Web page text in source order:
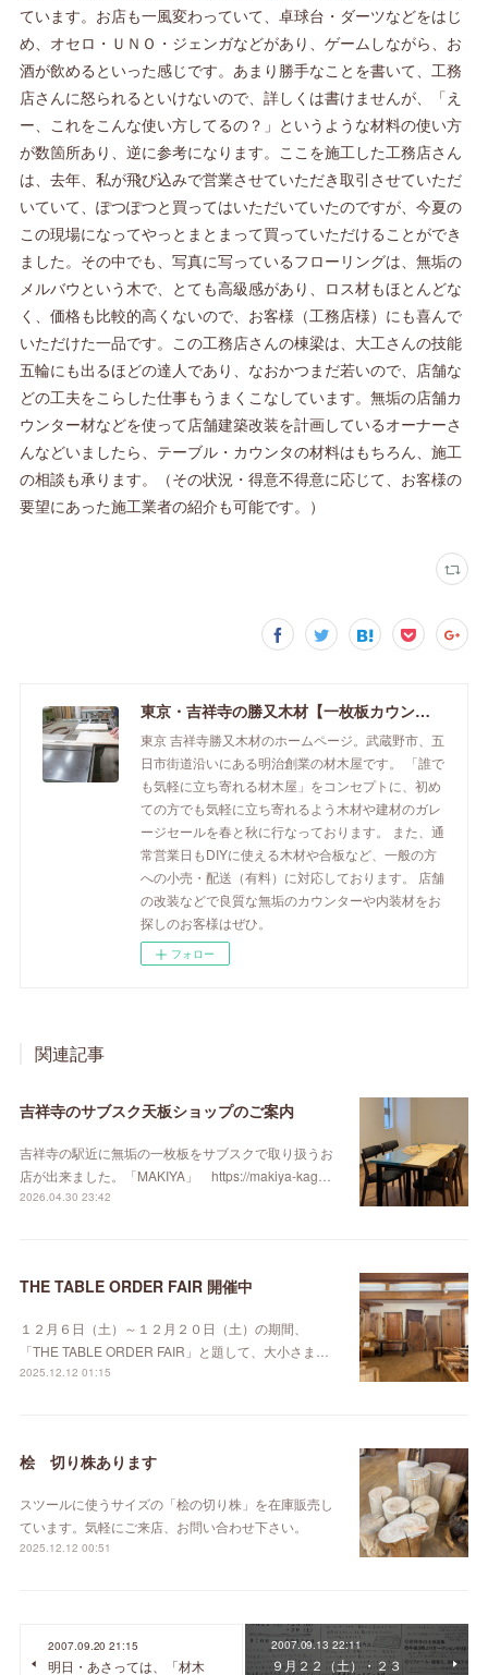
ています。お店も一風変わっていて、卓球台・ダーツなどをはじ
め、オセロ・ＵＮＯ・ジェンガなどがあり、ゲームしながら、お
酒が飲めるといった感じです。あまり勝手なことを書いて、工務
店さんに怒られるといけないので、詳しくは書けませんが、「え
ー、これをこんな使い方してるの？」というような材料の使い方
が数箇所あり、逆に参考になります。ここを施工した工務店さん
は、去年、私が飛び込みで営業させていただき取引させていただ
いていて、ぽつぽつと買ってはいただいていたのですが、今夏の
この現場になってやっとまとまって買っていただけることができ
ました。その中でも、写真に写っているフローリングは、無垢の
メルバウという木で、とても高級感があり、ロス材もほとんどな
く、価格も比較的高くないので、お客様（工務店様）にも喜んで
いただけた一品です。この工務店さんの棟梁は、大工さんの技能
五輪にも出るほどの達人であり、なおかつまだ若いので、店舗な
どの工夫をこらした仕事もうまくこなしています。無垢の店舗カ
ウンター材などを使って店舗建築改装を計画しているオーナーさ
んなどいましたら、テーブル・カウンタの材料はもちろん、施工
の相談も承ります。（その状況・得意不得意に応じて、お客様の
要望にあった施工業者の紹介も可能です。）
東京・吉祥寺の勝又木材【一枚板カウンター】
東京 吉祥寺勝又木材のホームページ。武蔵野市、五
日市街道沿いにある明治創業の材木屋です。 「誰で
も気軽に立ち寄れる材木屋」をコンセプトに、初め
ての方でも気軽に立ち寄れるよう木材や建材のガレ
ージセールを春と秋に行なっております。 また、通
常営業日もDIYに使える木材や合板など、一般の方
への小売・配送（有料）に対応しております。 店舗
の改装などで良質な無垢のカウンターや内装材をお
探しのお客様はぜひ。
フォロー
関連記事
吉祥寺のサブスク天板ショップのご案内
吉祥寺の駅近に無垢の一枚板をサブスクで取り扱うお
店が出来ました。「MAKIYA」 https://makiya-kag…
2026.04.30 23:42
THE TABLE ORDER FAIR 開催中
１２月６日（土）～１２月２０日（土）の期間、
「THE TABLE ORDER FAIR」と題して、大小さま…
2025.12.12 01:15
桧 切り株あります
スツールに使うサイズの「桧の切り株」を在庫販売し
ています。気軽にご来店、お問い合わせ下さい。
2025.12.12 00:51
2007.09.20 21:15
明日・あさっては、「材木
2007.09.13 22:11
９月２２（土）・２３